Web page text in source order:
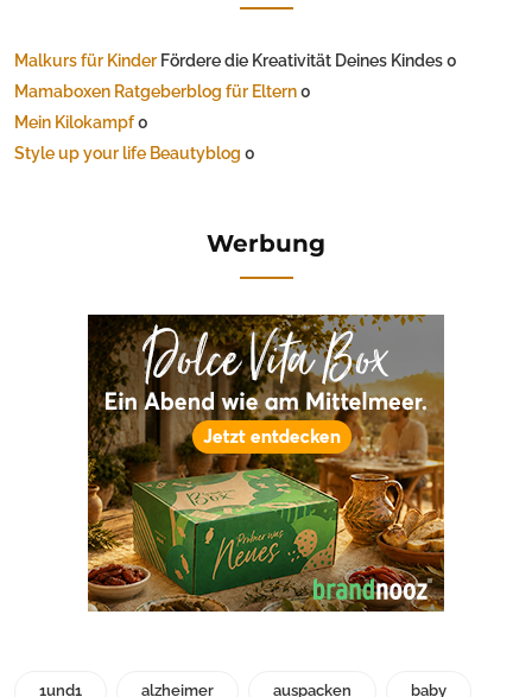
Malkurs für Kinder Fördere die Kreativität Deines Kindes 0
Mamaboxen Ratgeberblog für Eltern0
Mein Kilokampf0
Style up your life Beautyblog 0
Werbung
1und1 alzheimer auspacken baby